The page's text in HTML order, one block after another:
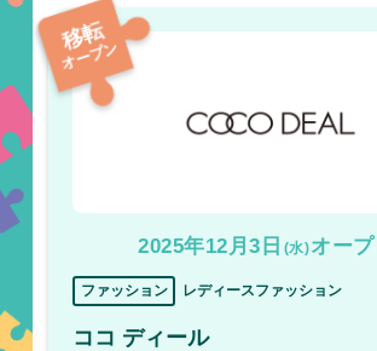
移転
オープン
2025年12月3日 (水)オー
ファッション レディースファッション
ココ ディール